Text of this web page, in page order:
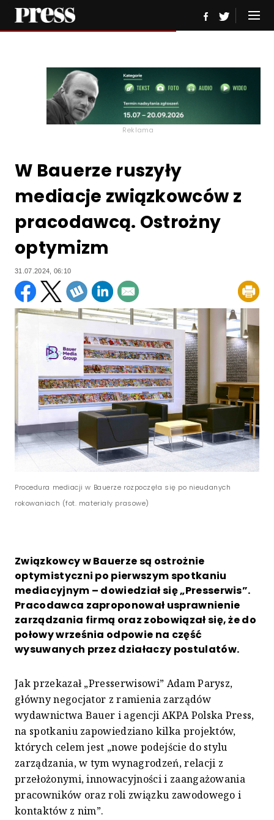
Reklama
W Bauerze ruszyły
mediacje związkowców z
pracodawcą. Ostrożny
optymizm
31.07.2024, 06:10
Procedura mediacji w Bauerze rozpoczęła się po nieudanych
rokowaniach (fot. materiały prasowe)
Związkowcy w Bauerze są ostrożnie
optymistyczni po pierwszym spotkaniu
mediacyjnym – dowiedział się „Presserwis”.
Pracodawca zaproponował usprawnienie
zarządzania firmą oraz zobowiązał się, że do
połowy września odpowie na część
wysuwanych przez działaczy postulatów.
Jak przekazał „Presserwisowi” Adam Parysz,
główny negocjator z ramienia zarządów
wydawnictwa Bauer i agencji AKPA Polska Press,
na spotkaniu zapowiedziano kilka projektów,
których celem jest „nowe podejście do stylu
zarządzania, w tym wynagrodzeń, relacji z
przełożonymi, innowacyjności i zaangażowania
pracowników oraz roli związku zawodowego i
kontaktów z nim”.